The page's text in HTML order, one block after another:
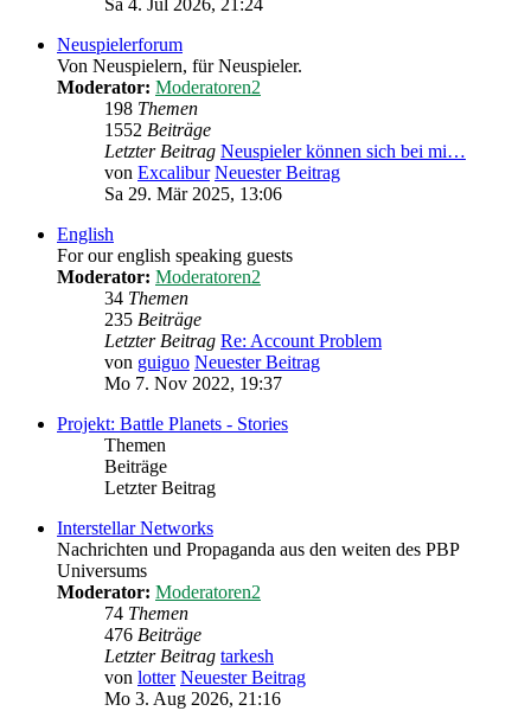
Sa 4. Jul 2026, 21:24
Neuspielerforum
Von Neuspielern, für Neuspieler.
Moderator: Moderatoren2
198 Themen
1552 Beiträge
Letzter Beitrag Neuspieler können sich bei mi…
von Excalibur Neuester Beitrag
Sa 29. Mär 2025, 13:06
English
For our english speaking guests
Moderator: Moderatoren2
34 Themen
235 Beiträge
Letzter Beitrag Re: Account Problem
von guiguo Neuester Beitrag
Mo 7. Nov 2022, 19:37
Projekt: Battle Planets - Stories
Themen
Beiträge
Letzter Beitrag
Interstellar Networks
Nachrichten und Propaganda aus den weiten des PBP
Universums
Moderator: Moderatoren2
74 Themen
476 Beiträge
Letzter Beitrag tarkesh
von lotter Neuester Beitrag
Mo 3. Aug 2026, 21:16